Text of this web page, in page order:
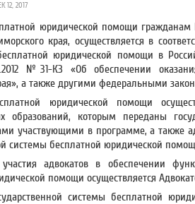
12, 2017
юридической помощи
края, осуществляется в
юридической помощи в
№31-КЗ «Об обеспечении
а также другими федеральными
юридической помощи
образований, которым переданы
участвующими в программе, а также
системы бесплатной юридической
адвокатов в обеспечении
помощи осуществляется
системы бесплатной